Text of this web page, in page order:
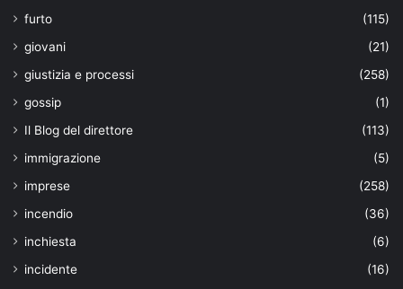
furto
(115)
giovani
(21)
giustizia e processi
(258)
gossip
(1)
Il Blog del direttore
(113)
immigrazione
(5)
imprese
(258)
incendio
(36)
inchiesta
(6)
incidente
(16)